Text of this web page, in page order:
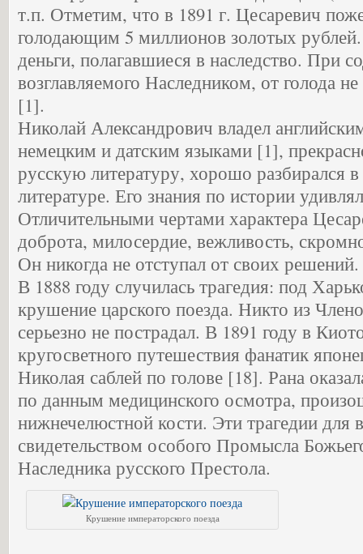
т.п. Отметим, что в 1891 г. Цесаревич
голодающим 5 миллионов золотых
деньги, полагавшиеся в наследство. При
возглавляемого Наследником, от голода
[1].
Николай Александрович владел
немецким и датским языками [1],
русскую литературу, хорошо разбирался
литературе. Его знания по истории
Отличительными чертами характера
доброта, милосердие, вежливость,
Он никогда не отступал от своих решений.
В 1888 году случилась трагедия: под
крушение царского поезда. Никто из
серьезно не пострадал. В 1891 году в
кругосветного путешествия фанатик
Николая саблей по голове [18]. Рана
по данным медицинского осмотра,
нижнечелюстной кости. Эти трагедии
свидетельством особого Промысла
Наследника русского Престола.
Крушение императорского поезда